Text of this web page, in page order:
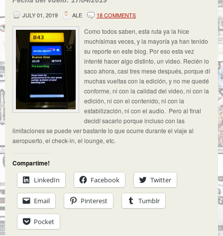
JULY 01, 2019
ALE 18 COMMENTS
Como todos saben, esta ruta ya la hice
muchísimas veces, y la mayoría ya han tenido
su reporte en este blog. Por eso esta vez
intenté hacer algo distinto, un video. Recién lo
saco ahora, casi tres mese después, porque dí
muchas vueltas con la edición, y no me quedé
conforme, ni con la calidad del video, ni con la
edición, ni con el contenido, ni con la
estabilización, ni con el audio. Pero al final
decidí sacarlo porque incluso con las
limitaciones se puede ver bastante lo que ocurre durante el viaje al
aeropuerto, el check-in, el lounge, etc.
Compartime!
LinkedIn
Facebook Twitter
Email Pinterest Tumblr
Pocket